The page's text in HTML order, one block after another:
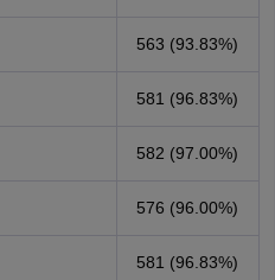
563 (93.83%)
581 (96.83%)
582 (97.00%)
576 (96.00%)
581 (96.83%)